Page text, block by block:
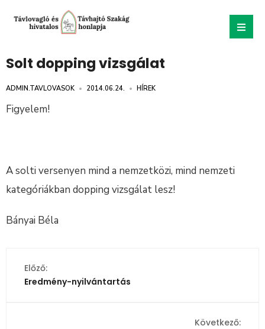
Solt dopping vizsgálat
ADMIN.TAVLOVASOK • 2014.06.24. • HÍREK
Figyelem!
A solti versenyen mind a nemzetközi, mind nemzeti
kategóriákban dopping vizsgálat lesz!
Bányai Béla
Előző:
Eredmény-nyilvántartás
Következő: